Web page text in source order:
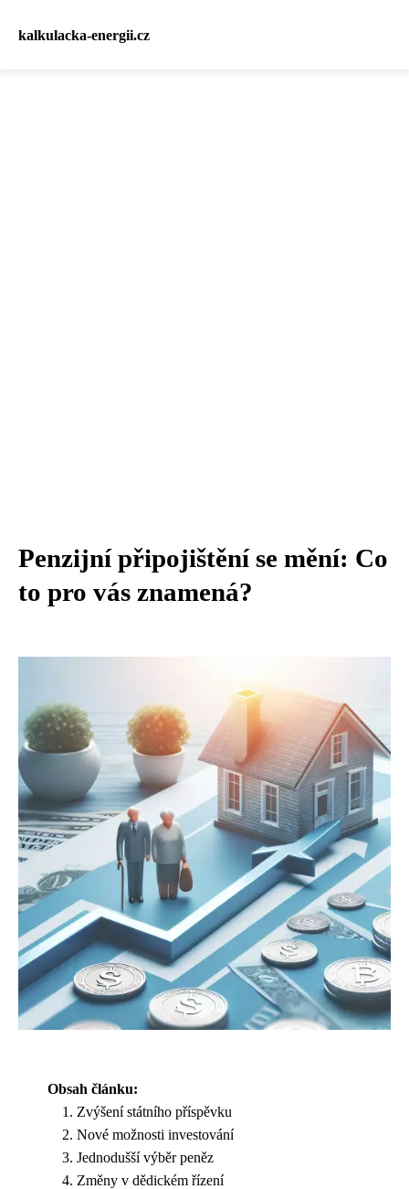
kalkulacka-energii.cz
Penzijní připojištění se mění: Co
to pro vás znamená?
Obsah článku:
Zvýšení státního příspěvku
Nové možnosti investování
Jednodušší výběr peněz
Změny v dědickém řízení